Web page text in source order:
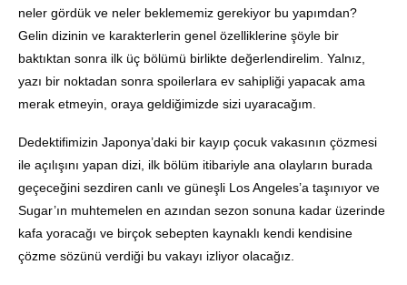
neler gördük ve neler beklememiz gerekiyor bu yapımdan?
Gelin dizinin ve karakterlerin genel özelliklerine şöyle bir
baktıktan sonra ilk üç bölümü birlikte değerlendirelim. Yalnız,
yazı bir noktadan sonra spoilerlara ev sahipliği yapacak ama
merak etmeyin, oraya geldiğimizde sizi uyaracağım.
Dedektifimizin Japonya’daki bir kayıp çocuk vakasının çözmesi
ile açılışını yapan dizi, ilk bölüm itibariyle ana olayların burada
geçeceğini sezdiren canlı ve güneşli Los Angeles’a taşınıyor ve
Sugar’ın muhtemelen en azından sezon sonuna kadar üzerinde
kafa yoracağı ve birçok sebepten kaynaklı kendi kendisine
çözme sözünü verdiği bu vakayı izliyor olacağız.